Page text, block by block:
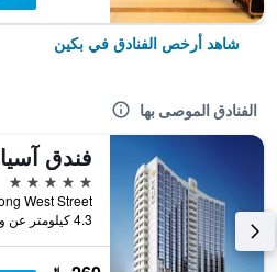
شاهد أرخص الفنادق في بكين
الفنادق الموصى بها
فندق آسيا
5 نجوم
4.3 كيلومتر عن وسط المدينة